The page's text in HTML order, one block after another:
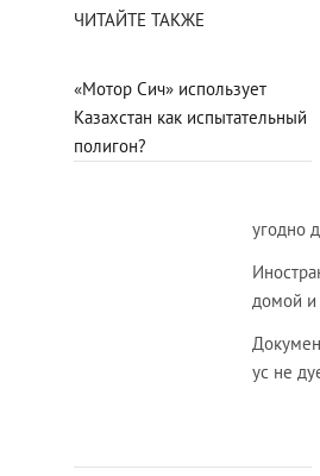
ЧИТАЙТЕ ТАКЖЕ
«Мотор Сич» использует
Казахстан как испытательный
полигон?
угодно
домой и
ус не